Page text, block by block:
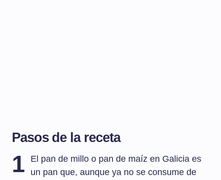
Pasos de la receta
1
El pan de millo o pan de maíz en Galicia es
un pan que, aunque ya no se consume de